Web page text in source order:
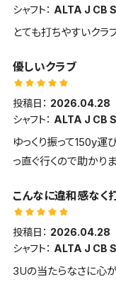
シャフト： ALTA J CB
とても打ちやすいクラ
優しいクラブ
投稿日： 2026.04.28
シャフト： ALTA J CB
ゆっくり振って150y運
っ直ぐ行くので助かりま
こんなに違和感なく
投稿日： 2026.04.28
シャフト： ALTA J CB
3Uの当たらなさに心